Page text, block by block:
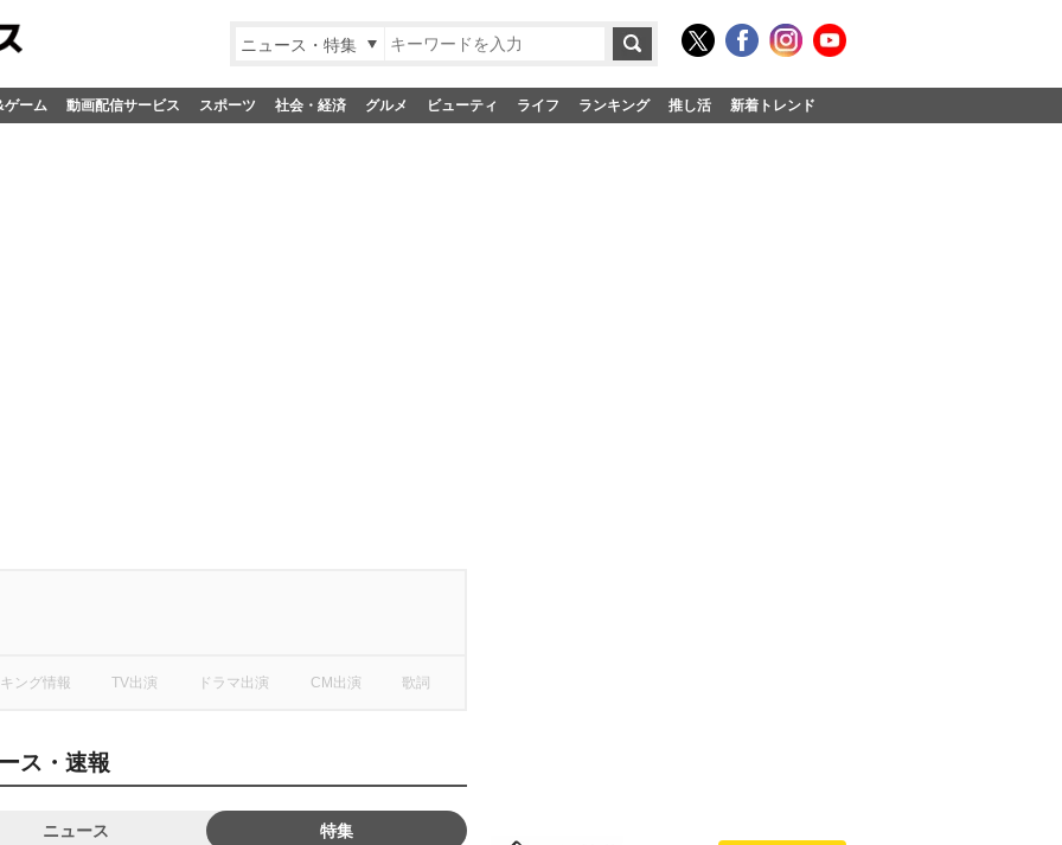
ニュース・特集
ゲーム 動画配信サービス スポーツ 社会・経済 グルメ ビューティ ライフ ランキング 推し活 新着トレンド
ング情報 TV出演 ドラマ出演 CM出演 歌詞
ス・速報
ニュース 特集